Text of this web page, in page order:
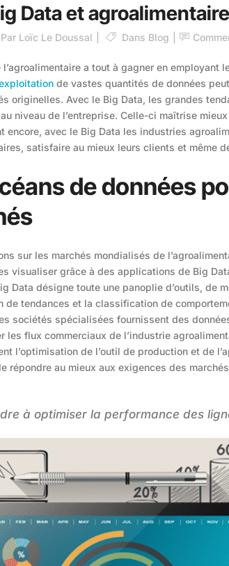
Data et
Par Loïc Le Doussal Dans Blog
l’agroalimentaire a tout à gagner en employant
de vastes quantités de données
originelles. Avec le Big Data, les grandes
niveau de l’entreprise. Celle-ci maîtrise
encore, avec le Big Data les industries
satisfaire au mieux leurs clients et même
de données
sur les marchés mondialisés de
visualiser grâce à des applications de Big
Data désigne toute une panoplie d’outils, de
de tendances et la classification de
sociétés spécialisées fournissent des
les flux commerciaux de l’industrie
l’optimisation de l’outil de production et de
répondre au mieux aux exigences des
à optimiser la performance des